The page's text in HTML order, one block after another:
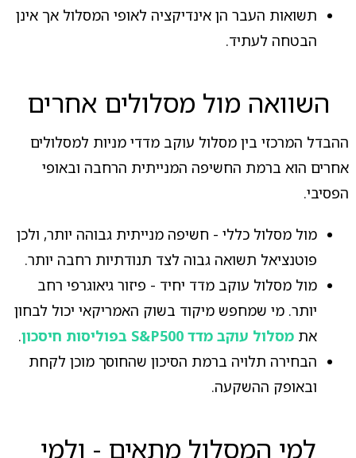
תשואות העבר הן אינדיקציה לאופי המסלול אך אינן
הבטחה לעתיד.
השוואה מול מסלולים אחרים
ההבדל המרכזי בין מסלול עוקב מדדי מניות למסלולים
אחרים הוא ברמת החשיפה המנייתית הרחבה ובאופי
הפסיבי.
מול מסלול כללי - חשיפה מנייתית גבוהה יותר, ולכן
פוטנציאל תשואה גבוה לצד תנודתיות רחבה יותר.
מול מסלול עוקב מדד יחיד - פיזור גיאוגרפי רחב
יותר. מי שמחפש מיקוד בשוק האמריקאי יכול לבחון
את מסלול עוקב מדד S&P500 בפוליסות חיסכון
.
הבחירה תלויה ברמת הסיכון שהחוסך מוכן לקחת
ובאופק ההשקעה.
למי המסלול מתאים - ולמי